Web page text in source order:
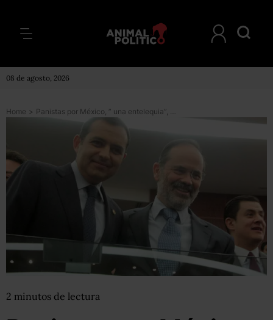
08 de agosto, 2026
Home > Panistas por México, ” una entelequia”, dice Madero; luego, se disculpa
2 minutos de lectura